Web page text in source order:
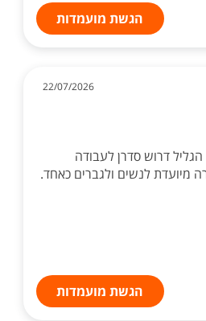
הגשת מועמדות
22/07/2026
דרוש סדרן לעבודה
לנשים ולגברים כאחד.
הגשת מועמדות